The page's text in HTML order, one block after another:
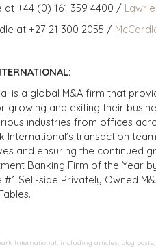
at +44 (0) 161 359 4400 /
at +27 21 300 2055 /
is a global M&A firm that
growing and exiting their
industries from offices
International’s transaction
and ensuring the continued
Banking Firm of the Year
Sell-side Privately Owned
International, including articles, blog